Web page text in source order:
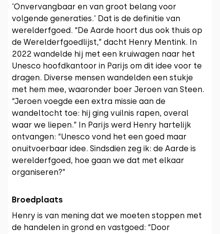
'Onvervangbaar en van groot belang voor
volgende generaties.' Dat is de definitie van
werelderfgoed. “De Aarde hoort dus ook thuis op
de Werelderfgoedlijst,” dacht Henry Mentink. In
2022 wandelde hij met een kruiwagen naar het
Unesco hoofdkantoor in Parijs om dit idee voor te
dragen. Diverse mensen wandelden een stukje
met hem mee, waaronder boer Jeroen van Steen.
“Jeroen voegde een extra missie aan de
wandeltocht toe: hij ging vuilnis rapen, overal
waar we liepen.” In Parijs werd Henry hartelijk
ontvangen: “Unesco vond het een goed maar
onuitvoerbaar idee. Sindsdien zeg ik: de Aarde is
werelderfgoed, hoe gaan we dat met elkaar
organiseren?”
Broedplaats
Henry is van mening dat we moeten stoppen met
de handelen in grond en vastgoed: “Door